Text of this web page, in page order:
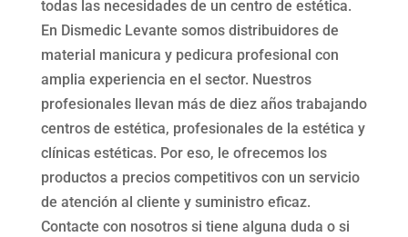
todas las necesidades de un centro de estética.
En Dismedic Levante somos distribuidores de
material manicura y pedicura profesional con
amplia experiencia en el sector. Nuestros
profesionales llevan más de diez años trabajando
centros de estética, profesionales de la estética y
clínicas estéticas. Por eso, le ofrecemos los
productos a precios competitivos con un servicio
de atención al cliente y suministro eficaz.
Contacte con nosotros si tiene alguna duda o si